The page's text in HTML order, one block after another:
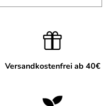
Versandkostenfrei ab 40€